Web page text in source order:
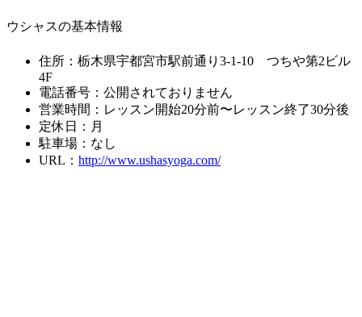
ウシャスの基本情報
住所：栃木県宇都宮市駅前通り3-1-10 つちや第2ビル
4F
電話番号：公開されておりません
営業時間：レッスン開始20分前〜レッスン終了30分後
定休日：月
駐車場：なし
URL： http://www.ushasyoga.com/